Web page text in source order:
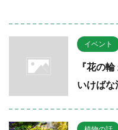
イベント
『花の
いけばな